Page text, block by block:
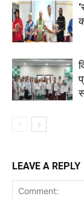
LEAVE A REPLY